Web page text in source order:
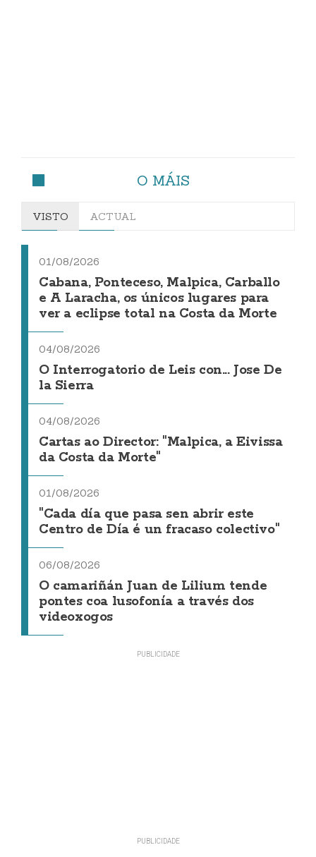
O MÁIS
VISTO ACTUAL
01/08/2026
Cabana, Ponteceso, Malpica, Carballo
e A Laracha, os únicos lugares para
ver a eclipse total na Costa da Morte
04/08/2026
O Interrogatorio de Leis con... Jose De
la Sierra
04/08/2026
Cartas ao Director: "Malpica, a Eivissa
da Costa da Morte"
01/08/2026
"Cada día que pasa sen abrir este
Centro de Día é un fracaso colectivo"
06/08/2026
O camariñán Juan de Lilium tende
pontes coa lusofonía a través dos
videoxogos